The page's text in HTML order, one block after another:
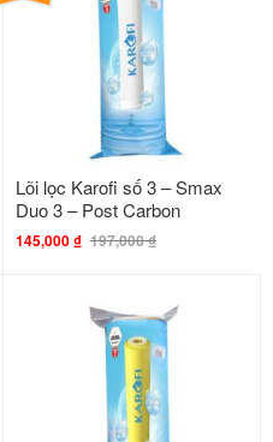
Lõi lọc Karofi số 3 – Smax
Duo 3 – Post Carbon
145,000₫ 197,000₫